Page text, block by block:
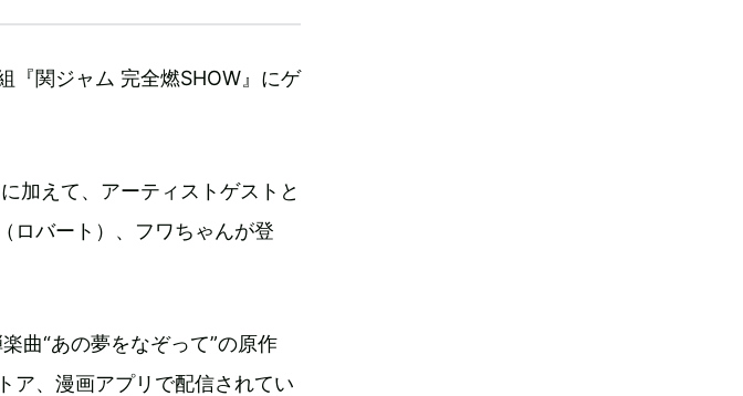
『関ジャム 完全燃SHOW』にゲ
加えて、アーティストゲストと
ロバート）、フワちゃんが登
曲“あの夢をなぞって”の原作
ア、漫画アプリで配信されてい